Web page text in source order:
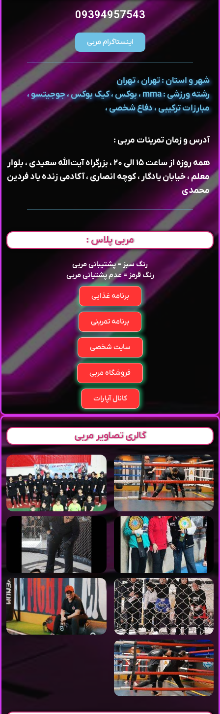
09394957543
اینستاگرام مربی
شهر و استان : تهران ، تهران
رشته ورزشی : mma ، بوکس ، کیک بوکس ، جوجیتسو ،
مبارزات ترکیبی ، دفاع شخصی ،
آدرس و زمان تمرینات مربی :
همه روزه از ساعت ۱۵ الی ۲۰ ، بزرگراه آیت‌الله سعیدی ، بلوار
معلم ، خیابان یادگار ، کوچه انصاری ، آکادمی زنده یاد فردین
محمدی
مربی پلاس :
رنگ سبز = پشتیبانی مربی
رنگ قرمز = عدم پشتیانی مربی
برنامه غذایی
برنامه تمرینی
سایت شخصی
فروشگاه مربی
کانال آپارات
گالری تصاویر مربی